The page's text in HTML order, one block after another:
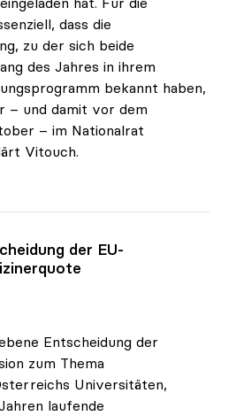
dass die
zu der sich beide
des Jahres in ihrem
bekannt haben,
– und damit vor dem
– im Nationalrat
Vitouch.
neu: uniko ortet Willen
der EU-
Entscheidung der
zum Thema
Universitäten,
laufende